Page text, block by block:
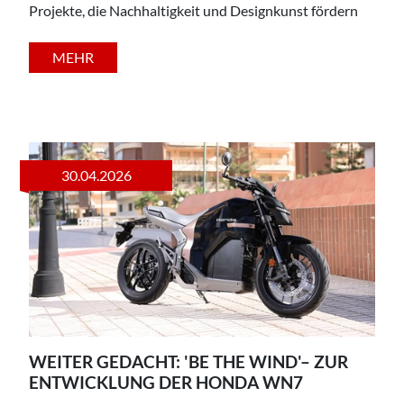
Projekte, die Nachhaltigkeit und Designkunst fördern
MEHR
30.04.2026
WEITER GEDACHT: 'BE THE WIND'– ZUR
ENTWICKLUNG DER HONDA WN7